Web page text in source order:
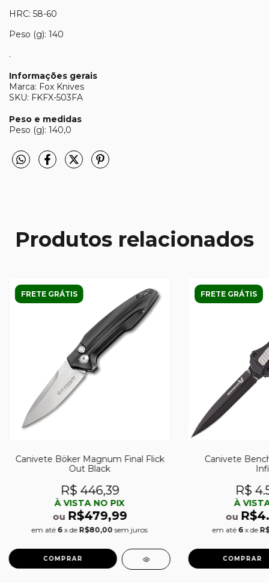
HRC: 58-60
Peso (g): 140
.
Informações gerais
Marca: Fox Knives
SKU: FKFX-503FA
Peso e medidas
Peso (g): 140,0
Produtos relacionados
FRETE GRÁTIS
Canivete Böker Magnum Final Flick
Out Black
R$ 446,39
À VISTA NO PIX
ou R$479,99
em até 6 x de R$80,00 sem juros
FRETE GRÁTIS
Canivete
R$
À
ou
em até 6 x de